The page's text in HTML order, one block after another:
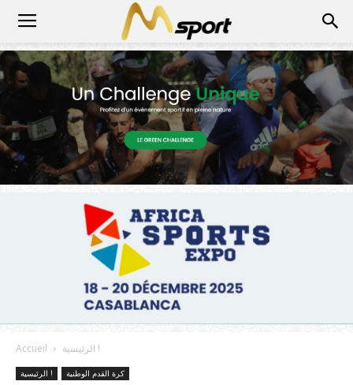
Accueil الرئيسية !
الرئيسية ! كرة القدم الوطنية